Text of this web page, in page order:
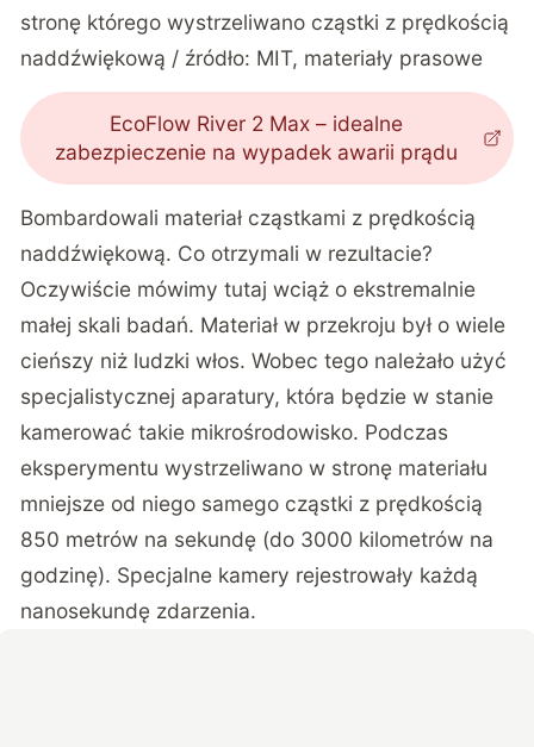
stronę którego wystrzeliwano cząstki z prędkością
naddźwiękową / źródło: MIT, materiały prasowe
EcoFlow River 2 Max – idealne
zabezpieczenie na wypadek awarii prądu
Bombardowali materiał cząstkami z prędkością
naddźwiękową. Co otrzymali w rezultacie?
Oczywiście mówimy tutaj wciąż o ekstremalnie
małej skali badań. Materiał w przekroju był o wiele
cieńszy niż ludzki włos. Wobec tego należało użyć
specjalistycznej aparatury, która będzie w stanie
kamerować takie mikrośrodowisko. Podczas
eksperymentu wystrzeliwano w stronę materiału
mniejsze od niego samego cząstki z prędkością
850 metrów na sekundę (do 3000 kilometrów na
godzinę). Specjalne kamery rejestrowały każdą
nanosekundę zdarzenia.